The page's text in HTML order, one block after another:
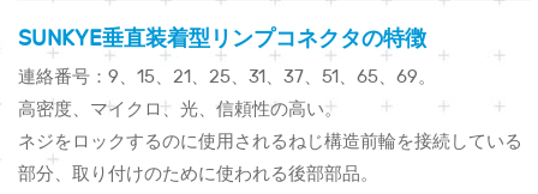
SUNKYE垂直装着型リンプコネクタの特徴
連絡番号：9、15、21、25、31、37、51、65、69。
高密度、マイクロ、光、信頼性の高い。
ネジをロックするのに使用されるねじ構造前輪を接続している
部分、取り付けのために使われる後部部品。